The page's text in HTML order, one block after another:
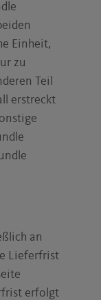
Einheit,
zu
Teil
erstreckt
an
Lieferfrist
erfolgt